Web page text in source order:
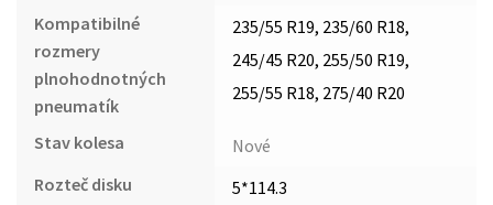
Kompatibilné
rozmery
plnohodnotných
pneumatík
235/55 R19, 235/60 R18,
245/45 R20, 255/50 R19,
255/55 R18, 275/40 R20
Stav kolesa
Nové
Rozteč disku
5*114.3